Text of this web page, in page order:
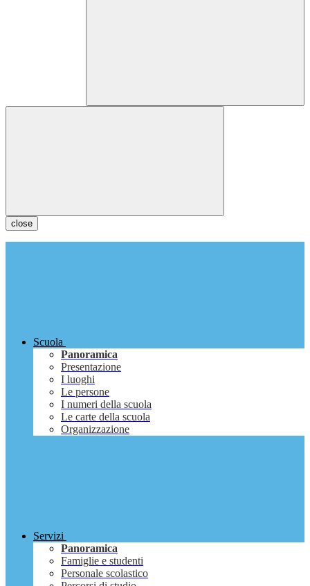
close
Scuola
Panoramica
Presentazione
I luoghi
Le persone
I numeri della scuola
Le carte della scuola
Organizzazione
Servizi
Panoramica
Famiglie e studenti
Personale scolastico